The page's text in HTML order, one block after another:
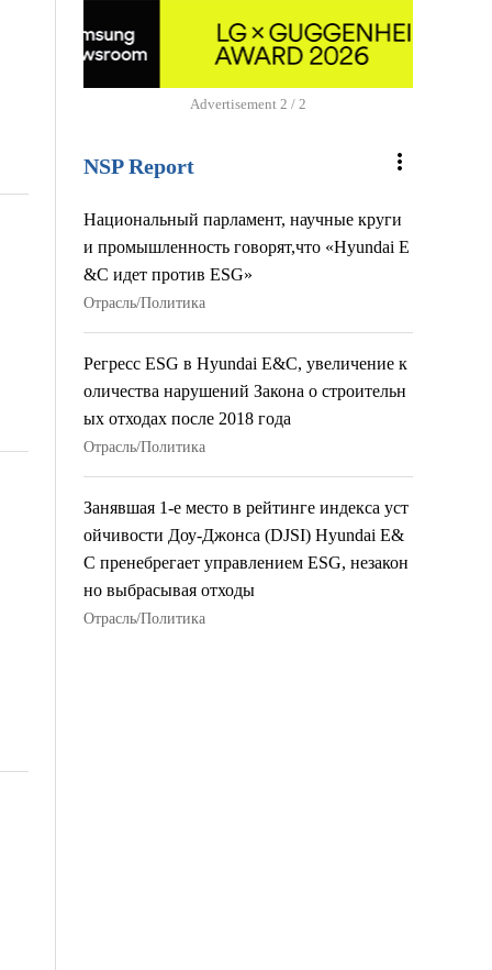
Advertisement 2 / 2
NSP Report more_vert
Национальный парламент, научные круги
и промышленность говорят,что «Hyundai E
&C идет против ESG»
Отрасль/Политика
Регресс ESG в Hyundai E&C, увеличение к
оличества нарушений Закона о строительн
ых отходах после 2018 года
Отрасль/Политика
Занявшая 1-е место в рейтинге индекса уст
ойчивости Доу-Джонса (DJSI) Hyundai E&
C пренебрегает управлением ESG, незакон
но выбрасывая отходы
Отрасль/Политика